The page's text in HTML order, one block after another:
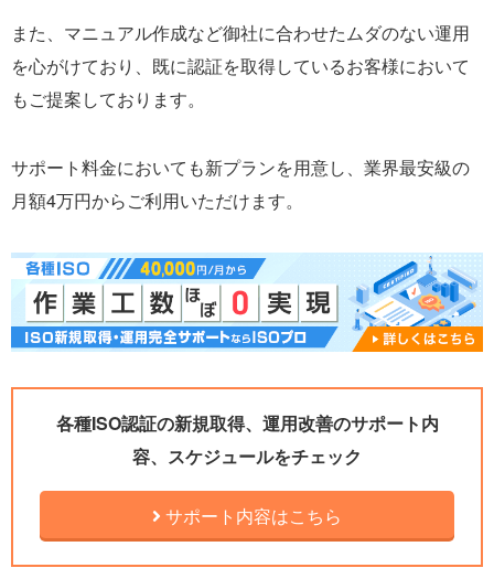
また、マニュアル作成など御社に合わせたムダのない運用
を心がけており、既に認証を取得しているお客様において
もご提案しております。
サポート料金においても新プランを用意し、業界最安級の
月額4万円からご利用いただけます。
各種ISO認証の新規取得、運用改善のサポート内
容、スケジュールをチェック
サポート内容はこちら